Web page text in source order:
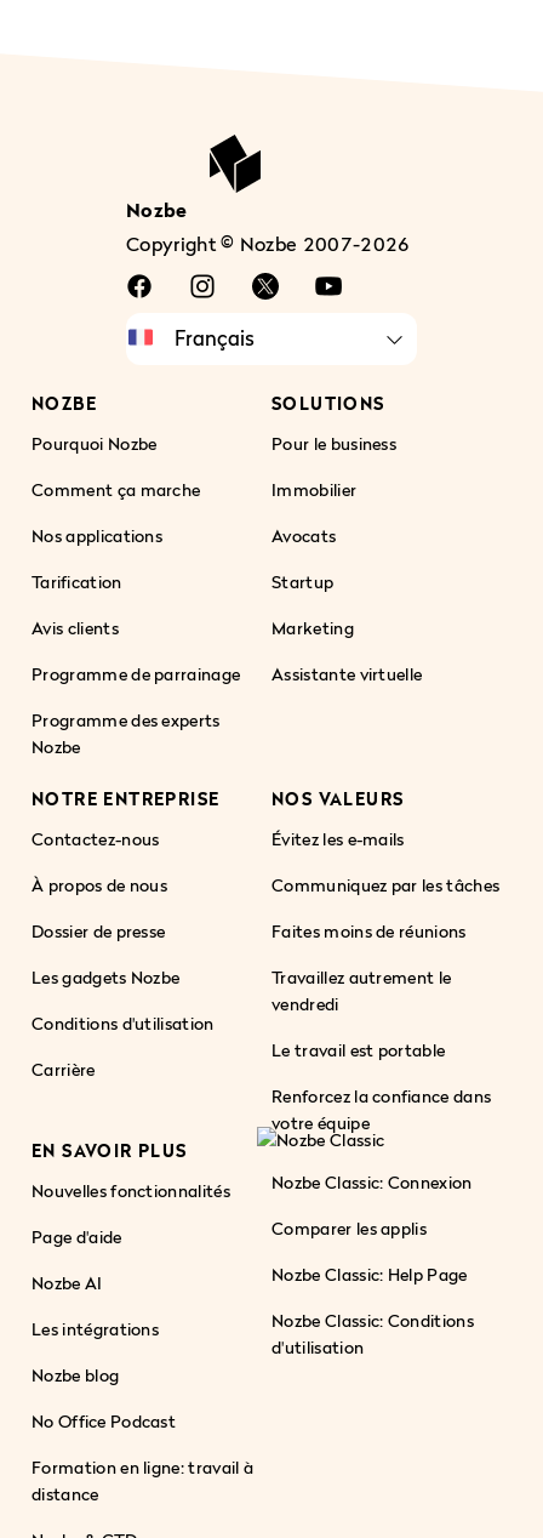
Nozbe
Copyright © Nozbe 2007-2026
NOZBE
Pourquoi Nozbe
Comment ça marche
Nos applications
Tarification
Avis clients
Programme de parrainage
Programme des experts
Nozbe
SOLUTIONS
Pour le business
Immobilier
Avocats
Startup
Marketing
Assistante virtuelle
NOTRE ENTREPRISE
Contactez-nous
À propos de nous
Dossier de presse
Les gadgets Nozbe
Conditions d'utilisation
Carrière
NOS VALEURS
Évitez les e-mails
Communiquez par les tâches
Faites moins de réunions
Travaillez autrement le
vendredi
Le travail est portable
Renforcez la confiance dans
votre équipe
EN SAVOIR PLUS
Nouvelles fonctionnalités
Page d'aide
Nozbe AI
Les intégrations
Nozbe blog
No Office Podcast
Formation en ligne: travail à
distance
Nozbe Classic: Connexion
Comparer les applis
Nozbe Classic: Help Page
Nozbe Classic: Conditions
d'utilisation